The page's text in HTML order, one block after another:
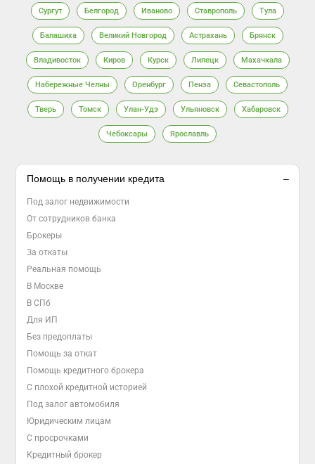
Сургут Белгород Иваново Ставрополь Тула
Балашиха Великий Новгород Астрахань Брянск
Владивосток Киров Курск Липецк Махачкала
Набережные Челны Оренбург Пенза Севастополь
Тверь Томск Улан-Удэ Ульяновск Хабаровск
Чебоксары Ярославль
Помощь в получении кредита
Под залог недвижимости
От сотрудников банка
Брокеры
За откаты
Реальная помощь
В Москве
В СПб
Для ИП
Без предоплаты
Помощь за откат
Помощь кредитного брокера
С плохой кредитной историей
Под залог автомобиля
Юридическим лицам
С просрочками
Кредитный брокер